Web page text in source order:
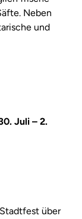
Neben
und
Juli – 2.
über